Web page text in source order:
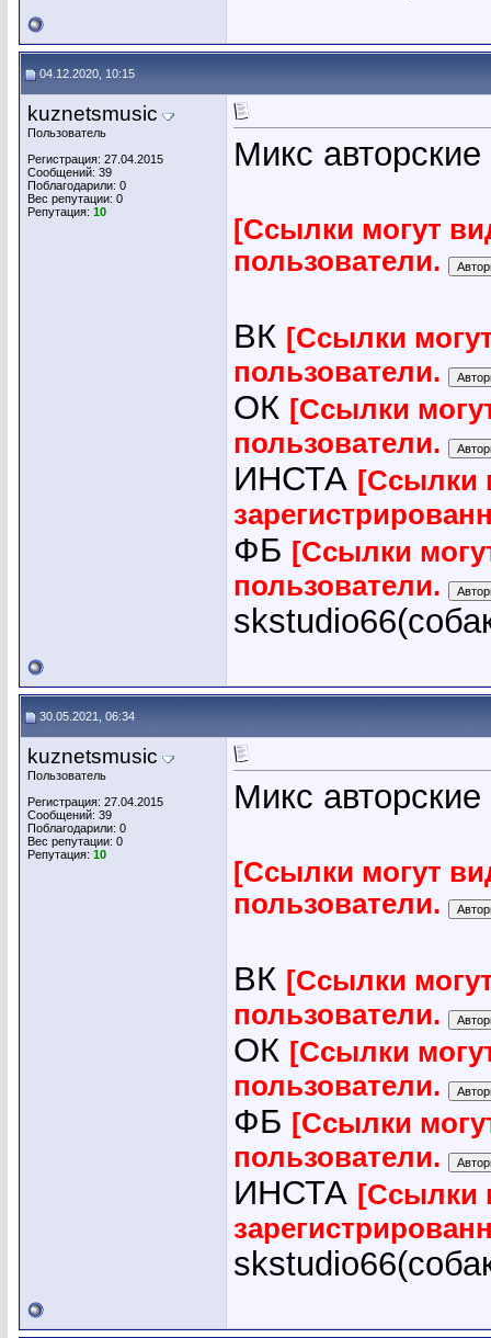
04.12.2020, 10:15
kuznetsmusic
Пользователь
Регистрация: 27.04.2015
Сообщений: 39
Поблагодарили: 0
Вес репутации: 0
Репутация: 10
Микс
[Ссылки могут
пользователи.
ВК [Ссылки
пользователи.
ОК [Ссылки
пользователи.
ИНСТА [Ссылки
ФБ [Ссылки
пользователи.
30.05.2021, 06:34
kuznetsmusic
Пользователь
Регистрация: 27.04.2015
Сообщений: 39
Поблагодарили: 0
Вес репутации: 0
Репутация: 10
Микс
[Ссылки могут
пользователи.
ВК [Ссылки
пользователи.
ОК [Ссылки
пользователи.
ФБ [Ссылки
пользователи.
ИНСТА [Ссылки